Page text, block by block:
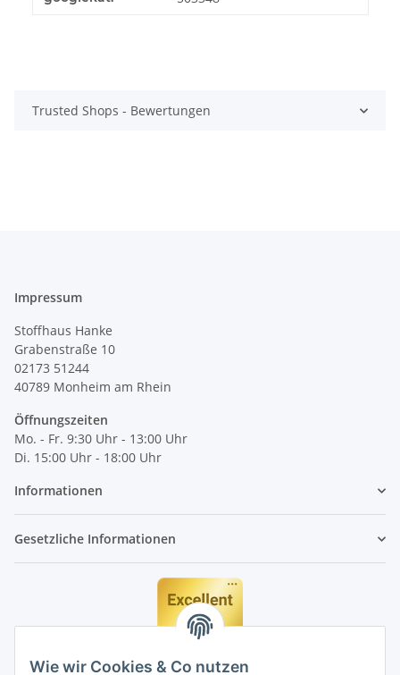
Wie wir Cookies & Co nutzen
Trusted Shops - Bewertungen
Impressum
Stoffhaus Hanke
Grabenstraße 10
02173 51244
40789 Monheim am Rhein
Öffnungszeiten
Mo. - Fr. 9:30 Uhr - 13:00 Uhr
Di. 15:00 Uhr - 18:00 Uhr
Informationen
Gesetzliche Informationen